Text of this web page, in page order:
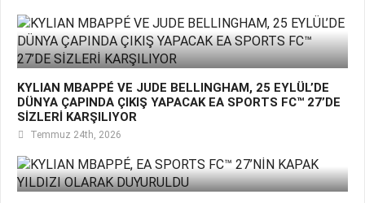
KYLIAN MBAPPÉ VE JUDE BELLINGHAM, 25 EYLÜL’DE
DÜNYA ÇAPINDA ÇIKIŞ YAPACAK EA SPORTS FC™ 27’DE
SİZLERİ KARŞILIYOR
Temmuz 24th, 2026